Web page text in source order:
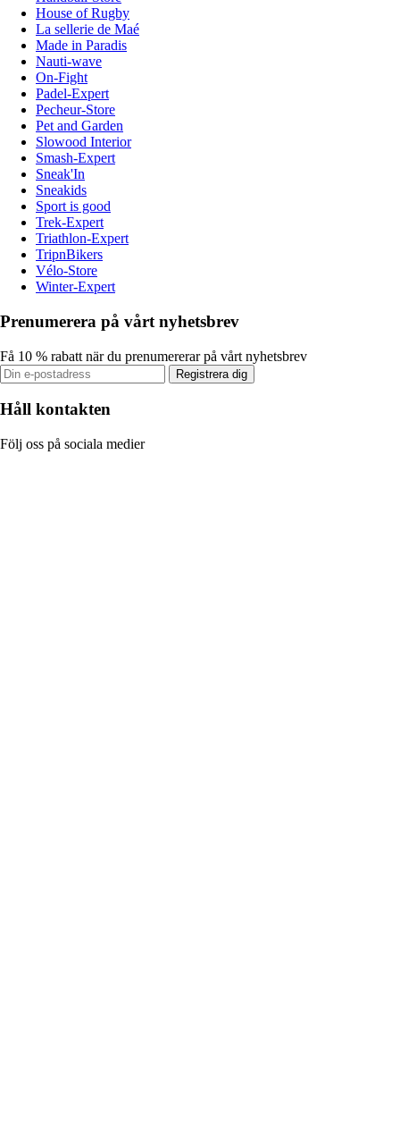
House of Rugby
La sellerie de Maé
Made in Paradis
Nauti-wave
On-Fight
Padel-Expert
Pecheur-Store
Pet and Garden
Slowood Interior
Smash-Expert
Sneak'In
Sneakids
Sport is good
Trek-Expert
Triathlon-Expert
TripnBikers
Vélo-Store
Winter-Expert
Prenumerera på vårt nyhetsbrev
Få 10 % rabatt när du prenumererar på vårt nyhetsbrev
Registrera dig
Håll kontakten
Följ oss på sociala medier